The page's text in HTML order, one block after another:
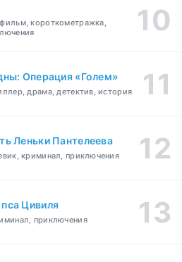
короткометражка,
Операция «Голем»
драма, детектив, история
Леньки Пантелеева
криминал, приключения
Цивиля
приключения